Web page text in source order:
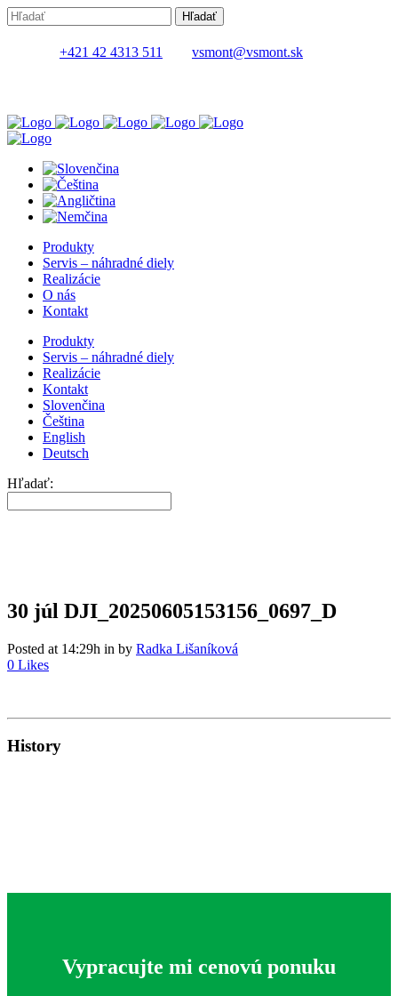
+421 42 4313 511 vsmont@vsmont.sk
Produkty
Servis – náhradné diely
Realizácie
O nás
Kontakt
Produkty
Servis – náhradné diely
Realizácie
Kontakt
Slovenčina
Čeština
English
Deutsch
Hľadať:
30 júl DJI_20250605153156_0697_D
Posted at 14:29h in by Radka Lišaníková
0 Likes
History
Vypracujte mi cenovú ponuku